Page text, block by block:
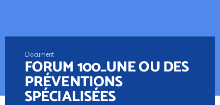
Document
FORUM 100_UNE OU DES
PRÉVENTIONS
SPÉCIALISÉES